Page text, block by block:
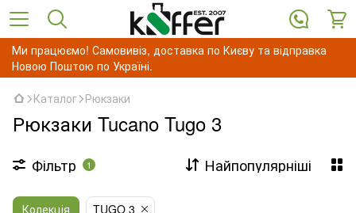
Ми працюємо! Самовивіз, доставка по Києву та відправка
Новою Поштою по Україні.
Каталог Рюкзаки
Рюкзаки Tucano Tugo 3
Фільтр 1 Найпопулярніші
Колекція TUGO 3